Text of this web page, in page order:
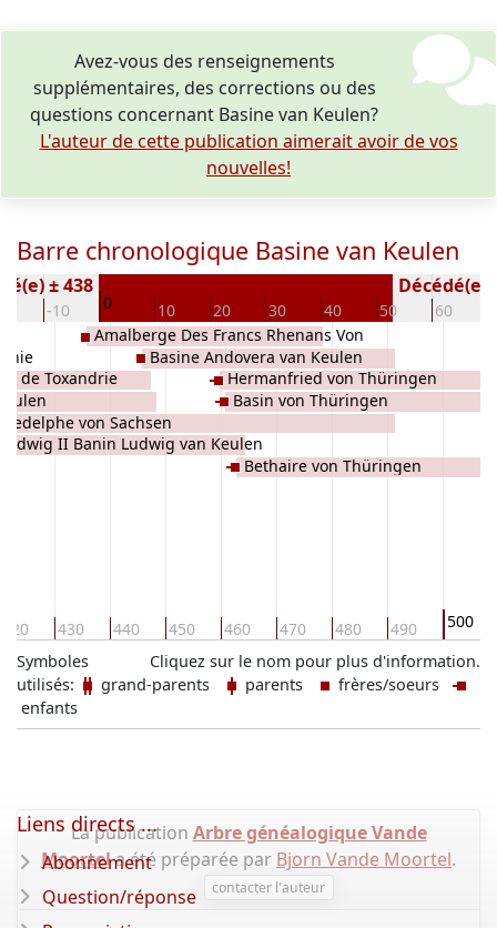
Avez-vous des renseignements
supplémentaires, des corrections ou des
questions concernant Basine van Keulen?
L'auteur de cette publication aimerait avoir de vos
nouvelles!
Barre chronologique Basine van Keulen
-10 0 10 20 30 40 50 60
± 438 Décédé(e /
420 430 440 450 460 470 480 490 500
de Toxandrie
von Sachsen
II Banin Ludwig van Keulen
Amalberge Des Francs Rhenans Von
Sachsen van Keulen
Basine Andovera van Keulen
Hermanfried von Thüringen
Basin von Thüringen
Bethaire von Thüringen
Cliquez sur le nom pour plus d'information.
Symboles
utilisés:
grand-parents parents
frères/soeurs
enfants
La publication Arbre généalogique Vande
Moortela été préparée par Bjorn Vande Moortel.
contacter l'auteur
Liens directs ...
Abonnement
Question/réponse